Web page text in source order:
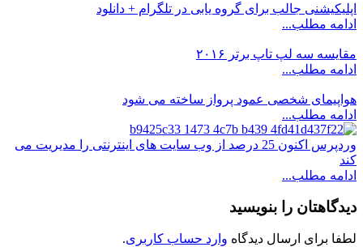
اپلیكیشنی جالب برای گروه یابی در تلگرام + دانلود
ادامه مطلب...
مقایسه سه لپ تاپ برتر ۲۰۱۶
ادامه مطلب...
هواپیمای شخصی عمود پرواز ساخته می شود
ادامه مطلب...
وردپرس اکنون 25 درصد از وب سایت های اینترنتی را مدیریت می
کند
ادامه مطلب...
دیدگاهتان را بنویسید
لطفا برای ارسال دیدگاه وارد حساب کاربری.